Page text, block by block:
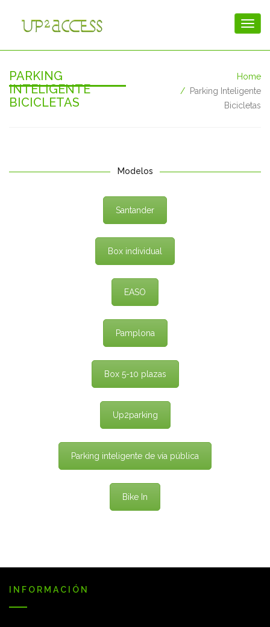
PARKING
INTELIGENTE
BICICLETAS
Home
Parking Inteligente
Bicicletas
Modelos
Santander
Box individual
EASO
Pamplona
Box 5-10 plazas
Up2parking
Parking inteligente de vía pública
Bike In
INFORMACIÓN